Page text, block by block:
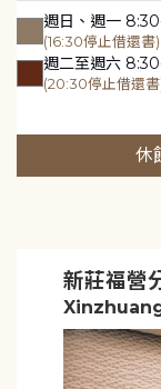
週日、週一
(16:30停止借還書)
週二至週六
(20:30停止借還書
休
新莊福營